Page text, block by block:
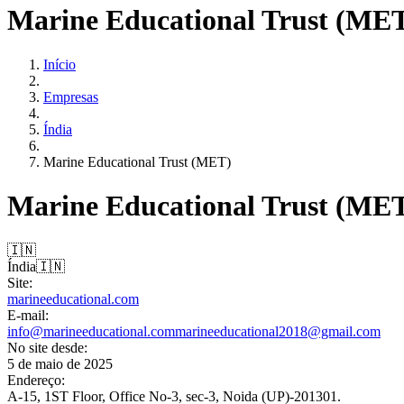
Marine Educational Trust
Início
Empresas
Índia
Marine Educational Trust (MET)
Marine Educational Trust
🇮🇳
Índia🇮🇳
Site:
marineeducational.com
E-mail:
info@marineeducational.commarineeducational2018@gmail.com
No site desde:
5 de maio de 2025
Endereço:
A-15, 1ST Floor, Office No-3, sec-3, Noida (UP)-201301.